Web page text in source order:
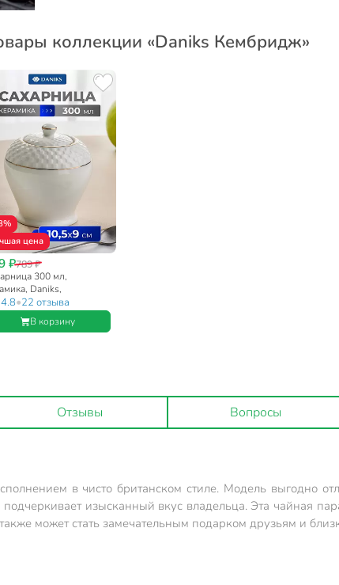
коллекции «Daniks Кембридж»
цена
₽789 ₽
300 мл,
Daniks,
4.8•22 отзыва
В корзину
Отзывы Вопросы
в чисто британском стиле. Модель выгодно
изысканный вкус владельца. Эта чайная
может стать замечательным подарком друзьям и